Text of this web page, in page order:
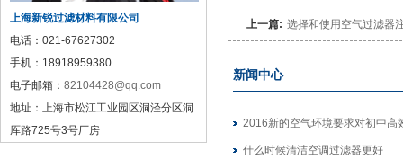
上海新锐过滤材料有限公司
电话： 021-67627302
手机： 18918959380
电子邮箱： 82104428@qq.com
地址：
上海市松江工业园区洞泾分区洞
厍路725号3号厂房
上一篇: 选择和使用空气过滤器
新闻中心
2016新的空气环境要求对初中高
要求也要更上一层楼
什么时候清洁空调过滤器更好